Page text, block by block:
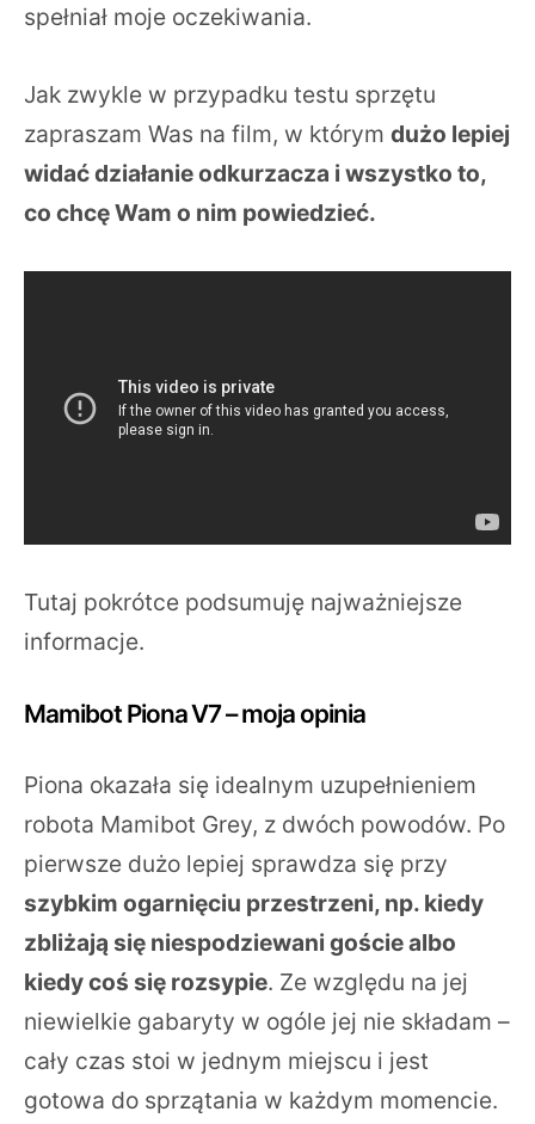
spełniał moje oczekiwania.
Jak zwykle w przypadku testu sprzętu
zapraszam Was na film, w którym dużo lepiej
widać działanie odkurzacza i wszystko to,
co chcę Wam o nim powiedzieć.
Tutaj pokrótce podsumuję najważniejsze
informacje.
Mamibot Piona V7 – moja opinia
Piona okazała się idealnym uzupełnieniem
robota Mamibot Grey, z dwóch powodów. Po
pierwsze dużo lepiej sprawdza się przy
szybkim ogarnięciu przestrzeni, np. kiedy
zbliżają się niespodziewani goście albo
kiedy coś się rozsypie. Ze względu na jej
niewielkie gabaryty w ogóle jej nie składam –
cały czas stoi w jednym miejscu i jest
gotowa do sprzątania w każdym momencie.